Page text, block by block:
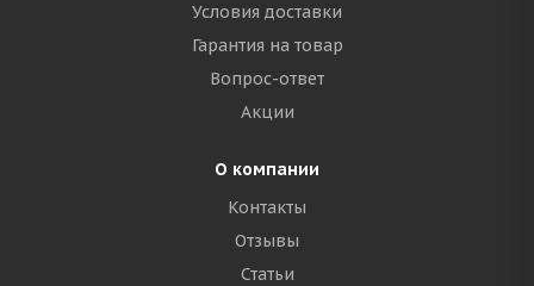
Условия доставки
Гарантия на товар
Вопрос-ответ
Акции
О компании
Контакты
Отзывы
Статьи